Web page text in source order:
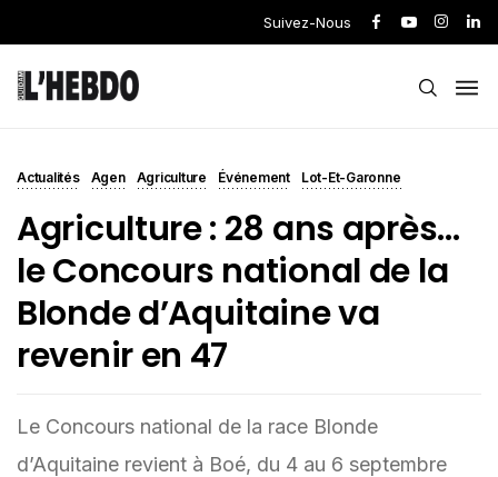
Suivez-Nous
Actualités Agen Agriculture Événement Lot-Et-Garonne
Agriculture : 28 ans après…
le Concours national de la
Blonde d’Aquitaine va
revenir en 47
Le Concours national de la race Blonde
d’Aquitaine revient à Boé, du 4 au 6 septembre